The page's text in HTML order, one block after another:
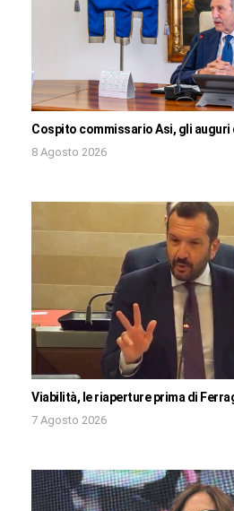
Cospito commissario Asi, gli auguri
8 Agosto 2026
Viabilità, le riaperture prima di
7 Agosto 2026